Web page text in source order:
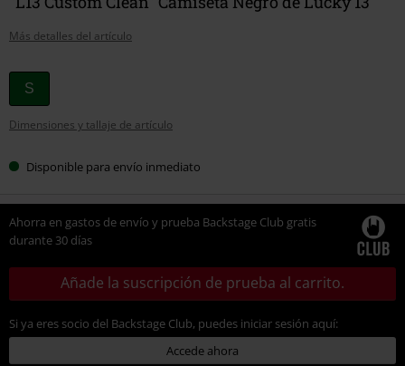
Más detalles del artículo
Elige
tu
talla
S
Dimensiones y tallaje de artículo
Disponible para envío inmediato
Ahorra en gastos de envío y prueba Backstage Club gratis
durante 30 días
Añade la suscripción de prueba al carrito.
Si ya eres socio del Backstage Club, puedes iniciar sesión aquí:
Accede ahora